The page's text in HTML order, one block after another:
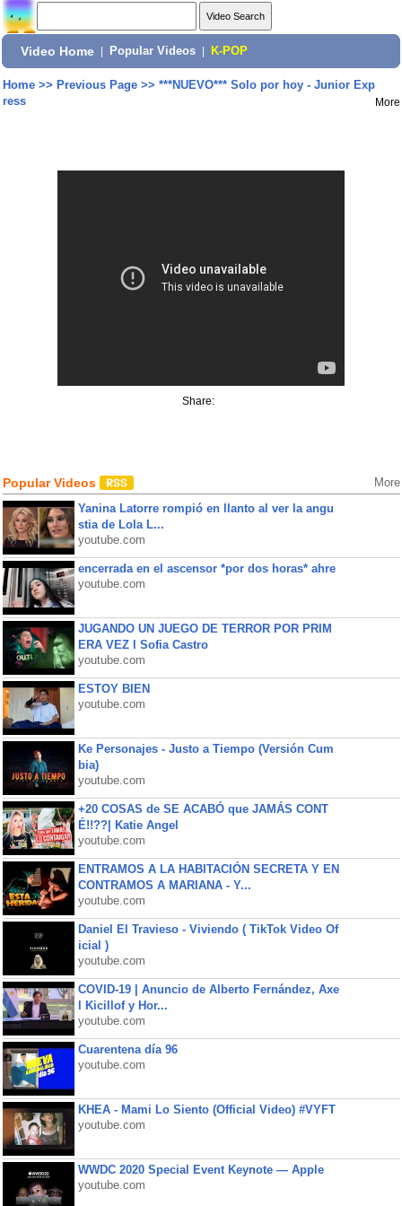
Video Home Popular Videos K-POP
Home>> Previous Page>> ***NUEVO*** Solo por hoy - Junior Exp
ress
More
Share:
Popular Videos More
Yanina Latorre rompió en llanto al ver la angu
stia de Lola L...
youtube.com
encerrada en el ascensor *por dos horas* ahre
youtube.com
JUGANDO UN JUEGO DE TERROR POR PRIM
ERA VEZ l Sofia Castro
youtube.com
ESTOY BIEN
youtube.com
Ke Personajes - Justo a Tiempo (Versión Cum
bia)
youtube.com
+20 COSAS de SE ACABÓ que JAMÁS CONT
É!!??| Katie Angel
youtube.com
ENTRAMOS A LA HABITACIÓN SECRETA Y EN
CONTRAMOS A MARIANA - Y...
youtube.com
Daniel El Travieso - Viviendo ( TikTok Video Of
icial )
youtube.com
COVID-19 | Anuncio de Alberto Fernández, Axe
l Kicillof y Hor...
youtube.com
Cuarentena día 96
youtube.com
KHEA - Mami Lo Siento (Official Video) #VYFT
youtube.com
WWDC 2020 Special Event Keynote — Apple
youtube.com